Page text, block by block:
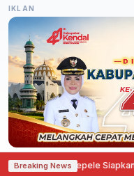
IKLAN
Breaking News
Pati Ora Sepele Siapkan